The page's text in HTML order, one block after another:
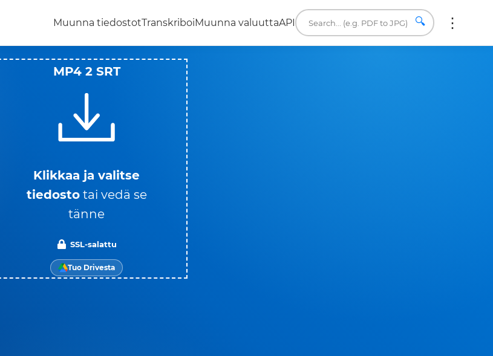
Muunna tiedostotTranskriboiMuunna valuuttaAPI 🔍
MP4 2 SRT
Klikkaa ja valitse
tiedosto tai vedä se
tänne
SSL-salattu
Tuo Drivesta